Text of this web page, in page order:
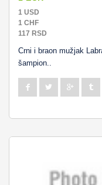
1 USD
1 CHF
117 RSD
Crni i braon mužjak
šampion..